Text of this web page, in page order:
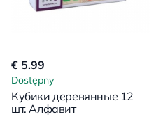
€ 5.99
Dostępny
Кубики деревянные 12
шт. Алфавит